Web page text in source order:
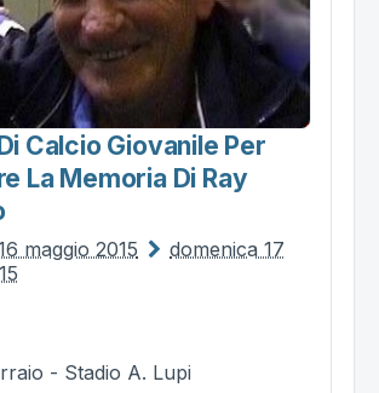
Calcio Giovanile Per
La Memoria Di Ray
maggio 2015
domenica 17
- Stadio A. Lupi